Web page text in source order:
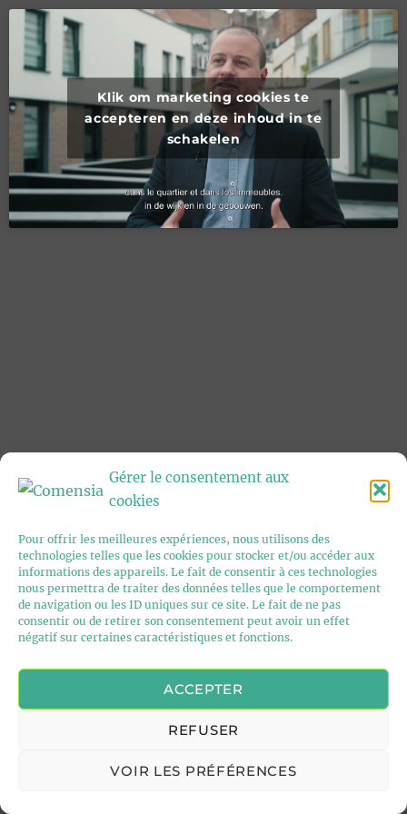
Gérer le consentement aux
cookies
Pour offrir les meilleures expériences, nous utilisons des
technologies telles que les cookies pour stocker et/ou accéder aux
informations des appareils. Le fait de consentir à ces technologies
nous permettra de traiter des données telles que le comportement
de navigation ou les ID uniques sur ce site. Le fait de ne pas
consentir ou de retirer son consentement peut avoir un effet
négatif sur certaines caractéristiques et fonctions.
ACCEPTER
REFUSER
VOIR LES PRÉFÉRENCES
Klik om marketing cookies te
accepteren en deze inhoud in te
schakelen